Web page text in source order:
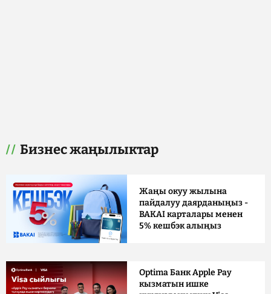
Бизнес жаңылыктар
Жаңы окуу жылына
пайдалуу даярданыңыз -
BAKAI карталары менен
5% кешбэк алыңыз
Optima Банк Apple Pay
кызматын ишке